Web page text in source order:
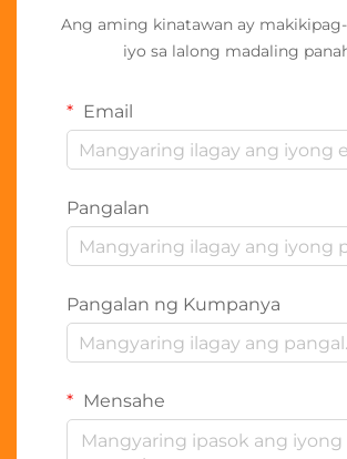
Ang aming kinatawan ay
iyo sa lalong madaling
Email
Pangalan
Pangalan ng Kumpanya
Mensahe